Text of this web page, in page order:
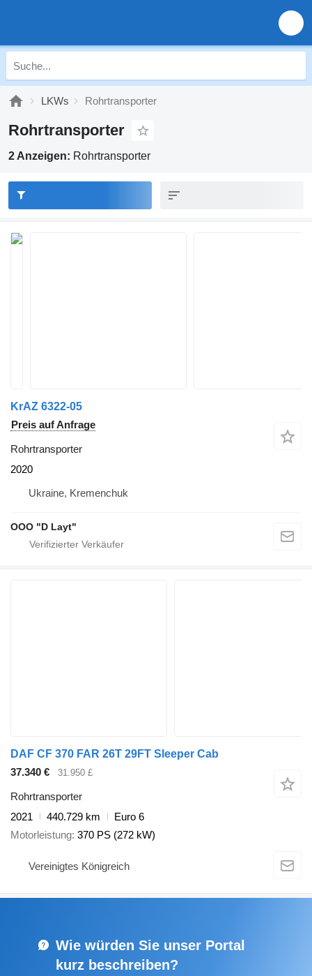
LKWs Rohrtransporter
Rohrtransporter
2 Anzeigen: Rohrtransporter
KrAZ 6322-05
Preis auf Anfrage
Rohrtransporter
2020
Ukraine, Kremenchuk
OOO "D Layt"
DAF CF 370 FAR 26T 29FT Sleeper Cab
37.340 €
31.950 £
Rohrtransporter
2021
440.729 km
Euro 6
Motorleistung 370 PS (272 kW)
Vereinigtes Königreich
Wie würden Sie unser Portal
kurz beschreiben?